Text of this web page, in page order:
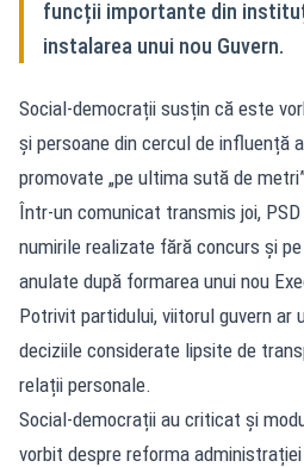
funcții importante din
instalarea unui nou Guvern.
Social-democrații susțin că este
și persoane din cercul de influență
promovate „pe ultima sută de
Într-un comunicat transmis joi,
numirile realizate fără concurs și
anulate după formarea unui nou
Potrivit partidului, viitorul guvern ar
deciziile considerate lipsite de
relații personale.
Social-democrații au criticat și
vorbit despre reforma